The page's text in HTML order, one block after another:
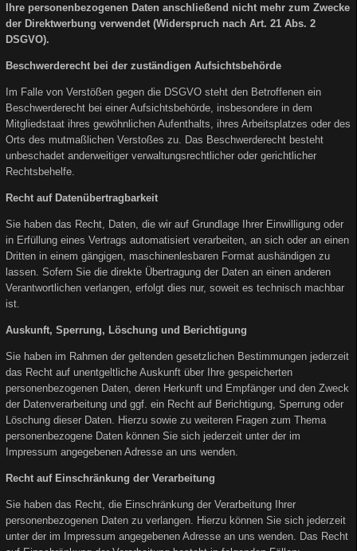
Ihre personenbezogenen Daten anschließend nicht mehr zum Zwecke
der Direktwerbung verwendet (Widerspruch nach Art. 21 Abs. 2
DSGVO).
Beschwerderecht bei der zuständigen Aufsichtsbehörde
Im Falle von Verstößen gegen die DSGVO steht den Betroffenen ein
Beschwerderecht bei einer Aufsichtsbehörde, insbesondere in dem
Mitgliedstaat ihres gewöhnlichen Aufenthalts, ihres Arbeitsplatzes oder des
Orts des mutmaßlichen Verstoßes zu. Das Beschwerderecht besteht
unbeschadet anderweitiger verwaltungsrechtlicher oder gerichtlicher
Rechtsbehelfe.
Recht auf Datenübertragbarkeit
Sie haben das Recht, Daten, die wir auf Grundlage Ihrer Einwilligung oder
in Erfüllung eines Vertrags automatisiert verarbeiten, an sich oder an einen
Dritten in einem gängigen, maschinenlesbaren Format aushändigen zu
lassen. Sofern Sie die direkte Übertragung der Daten an einen anderen
Verantwortlichen verlangen, erfolgt dies nur, soweit es technisch machbar
ist.
Auskunft, Sperrung, Löschung und Berichtigung
Sie haben im Rahmen der geltenden gesetzlichen Bestimmungen jederzeit
das Recht auf unentgeltliche Auskunft über Ihre gespeicherten
personenbezogenen Daten, deren Herkunft und Empfänger und den Zweck
der Datenverarbeitung und ggf. ein Recht auf Berichtigung, Sperrung oder
Löschung dieser Daten. Hierzu sowie zu weiteren Fragen zum Thema
personenbezogene Daten können Sie sich jederzeit unter der im
Impressum angegebenen Adresse an uns wenden.
Recht auf Einschränkung der Verarbeitung
Sie haben das Recht, die Einschränkung der Verarbeitung Ihrer
personenbezogenen Daten zu verlangen. Hierzu können Sie sich jederzeit
unter der im Impressum angegebenen Adresse an uns wenden. Das Recht